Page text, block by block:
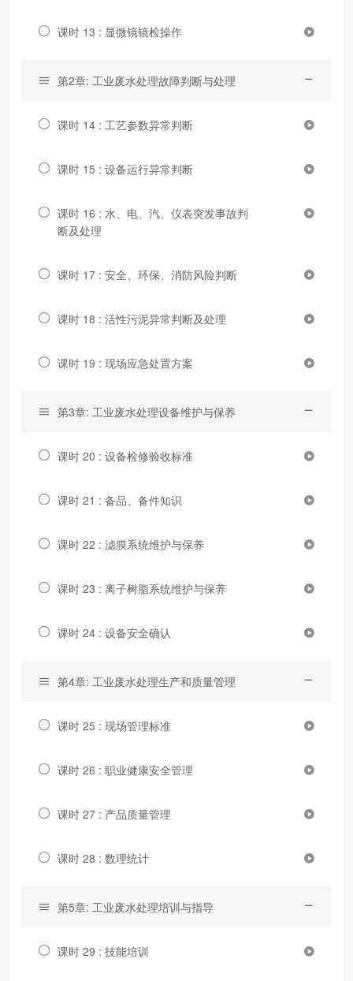
课时 13 : 显微镜镜检操作
第2章: 工业废水处理故障判断与处理
课时 14 : 工艺参数异常判断
课时 15 : 设备运行异常判断
课时 16 : 水、电、汽、仪表突发事故判
断及处理
课时 17 : 安全、环保、消防风险判断
课时 18 : 活性污泥异常判断及处理
课时 19 : 现场应急处置方案
第3章: 工业废水处理设备维护与保养
课时 20 : 设备检修验收标准
课时 21 : 备品、备件知识
课时 22 : 滤膜系统维护与保养
课时 23 : 离子树脂系统维护与保养
课时 24 : 设备安全确认
第4章: 工业废水处理生产和质量管理
课时 25 : 现场管理标准
课时 26 : 职业健康安全管理
课时 27 : 产品质量管理
课时 28 : 数理统计
第5章: 工业废水处理培训与指导
课时 29 : 技能培训